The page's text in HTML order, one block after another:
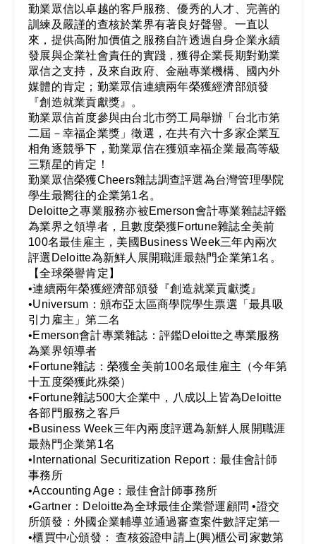
勤業眾信以卓越的客戶服務、優秀的人才、完善的
訓練及嚴謹的查核於業界有著良好聲譽。一直以
來，提供高附加價值之服務自許透過自身企業永續
發展與企業社會責任的實踐，獲得企業長期對勤業
眾信之支持，及來自政府、金融專業機構、國內外
媒體的肯定；勤業眾信連續兩年榮獲經濟部頒發
『創造就業貢獻獎』。
勤業眾信首度參與由台北市勞工局舉辦「台北市第
二屆－幸福企業獎」徵選，在共有六十多家企業互
相角逐競爭下，勤業眾信在獲頒幸福企業最高等級
三顆星的肯定！
勤業眾信榮獲Cheers雜誌調查評選為台灣管理學院
學生最嚮往的企業第1名。
Deloitte之專業服務亦被Emerson會計專業雜誌評鑑
為業界之領導者，且數度榮獲Fortune雜誌全美前
100名最佳雇主，美國Business Week三年內兩次
評選Deloitte為新鮮人展開職涯最熱門企業第1名。
【全球榮譽肯定】
•連續兩年榮獲經濟部頒發『創造就業貢獻獎』
•Universum：頒布亞太區商學院學生票選「最具吸
引力雇主」第二名
•Emerson會計專業雜誌：評鑑Deloitte之專業服務
為業界領導者
•Fortune雜誌：榮獲全美前100名最佳雇主（今年第
十五度榮獲此殊榮）
•Fortune雜誌500大企業中，八成以上皆為Deloitte
各部門服務之客戶
•Business Week三年內兩度評選為新鮮人展開職涯
最熱門企業第1名
•International Securitization Report：最佳會計師
事務所
•Accounting Age：最佳會計師事務所
•Gartner：Deloitte為全球最佳企業營運顧問 •證交
所頒發：外國企業輔導並通過審查案件數評定第一
•櫃買中心頒發： 查核簽證申請上(興)櫃公司家數第